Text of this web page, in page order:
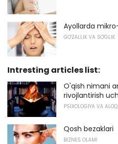
Ayollarda
GO'ZALLIK VA SO'GLIK
Intresting articles list:
O'qish nimani
rivojlantirish
PSIXOLOGIYA VA
Qosh bezaklari
BIZNES OLAMI